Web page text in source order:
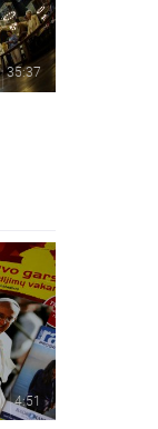
35:37
4:51